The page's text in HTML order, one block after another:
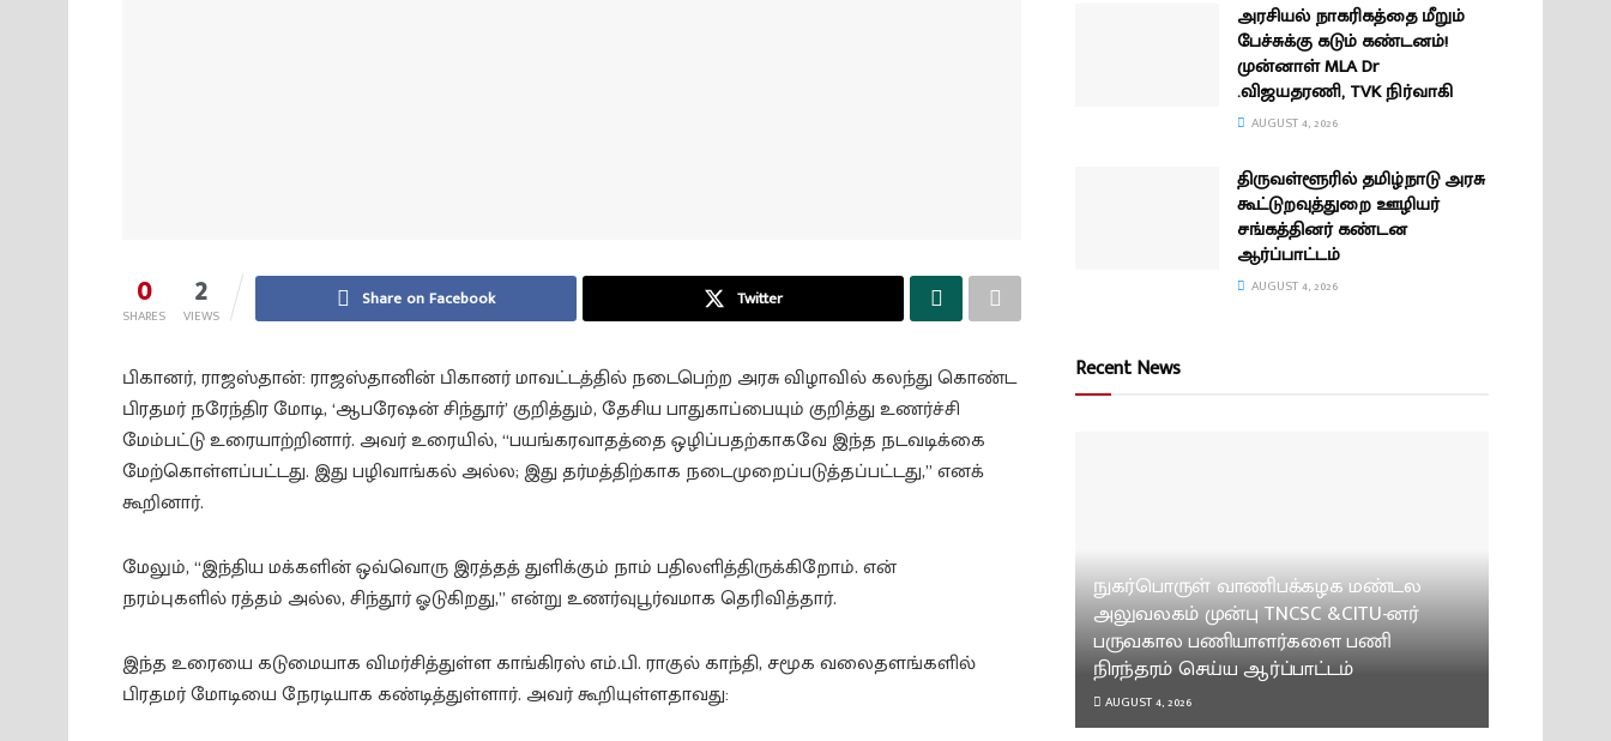
0
SHARES 2
VIEWS
Share on Facebook Twitter
பிகானர், ராஜஸ்தான்: ராஜஸ்தானின் பிகானர் மாவட்டத்தில் நடைபெற்ற அரசு விழாவில் கலந்து கொண்ட
பிரதமர் நரேந்திர மோடி, ‘ஆபரேஷன் சிந்தூர்’ குறித்தும், தேசிய பாதுகாப்பையும் குறித்து உணர்ச்சி
மேம்பட்டு உரையாற்றினார். அவர் உரையில், “பயங்கரவாதத்தை ஒழிப்பதற்காகவே இந்த நடவடிக்கை
மேற்கொள்ளப்பட்டது. இது பழிவாங்கல் அல்ல; இது தர்மத்திற்காக நடைமுறைப்படுத்தப்பட்டது,” எனக்
கூறினார்.
மேலும், “இந்திய மக்களின் ஒவ்வொரு இரத்தத் துளிக்கும் நாம் பதிலளித்திருக்கிறோம். என்
நரம்புகளில் ரத்தம் அல்ல, சிந்தூர் ஓடுகிறது,” என்று உணர்வுபூர்வமாக தெரிவித்தார்.
இந்த உரையை கடுமையாக விமர்சித்துள்ள காங்கிரஸ் எம்.பி. ராகுல் காந்தி, சமூக வலைதளங்களில்
பிரதமர் மோடியை நேரடியாக கண்டித்துள்ளார். அவர் கூறியுள்ளதாவது:
அரசியல் நாகரிகத்தை மீறும்
பேச்சுக்கு கடும் கண்டனம்!
முன்னாள் MLA Dr
.விஜயதரணி, TVK நிர்வாகி
AUGUST 4, 2026
திருவள்ளூரில் தமிழ்நாடு அரசு
கூட்டுறவுத்துறை ஊழியர்
சங்கத்தினர் கண்டன
ஆர்ப்பாட்டம்
AUGUST 4, 2026
Recent News
நுகர்பொருள் வாணிபக்கழக மண்டல
அலுவலகம் முன்பு TNCSC &CITU-னர்
பருவகால பணியாளர்களை பணி
நிரந்தரம் செய்ய ஆர்ப்பாட்டம்
AUGUST 4, 2026